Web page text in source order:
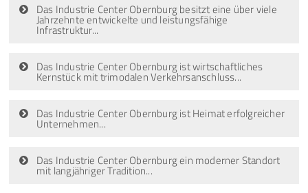
Das Industrie Center Obernburg besitzt eine über viele
Jahrzehnte entwickelte und leistungsfähige
Infrastruktur...
Das Industrie Center Obernburg ist wirtschaftliches
Kernstück mit trimodalen Verkehrsanschluss...
Das Industrie Center Obernburg ist Heimat erfolgreicher
Unternehmen...
Das Industrie Center Obernburg ein moderner Standort
mit langjähriger Tradition...